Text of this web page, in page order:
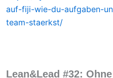
auf-fiji-wie-du-aufgaben-
team-staerkst/
Lean&Lead #32: